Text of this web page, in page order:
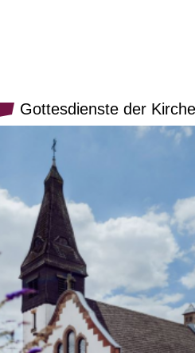
Gottesdienste der